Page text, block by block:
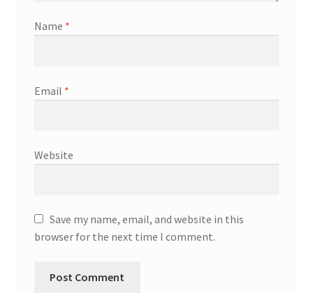
Name *
Email *
Website
Save my name, email, and website in this
browser for the next time I comment.